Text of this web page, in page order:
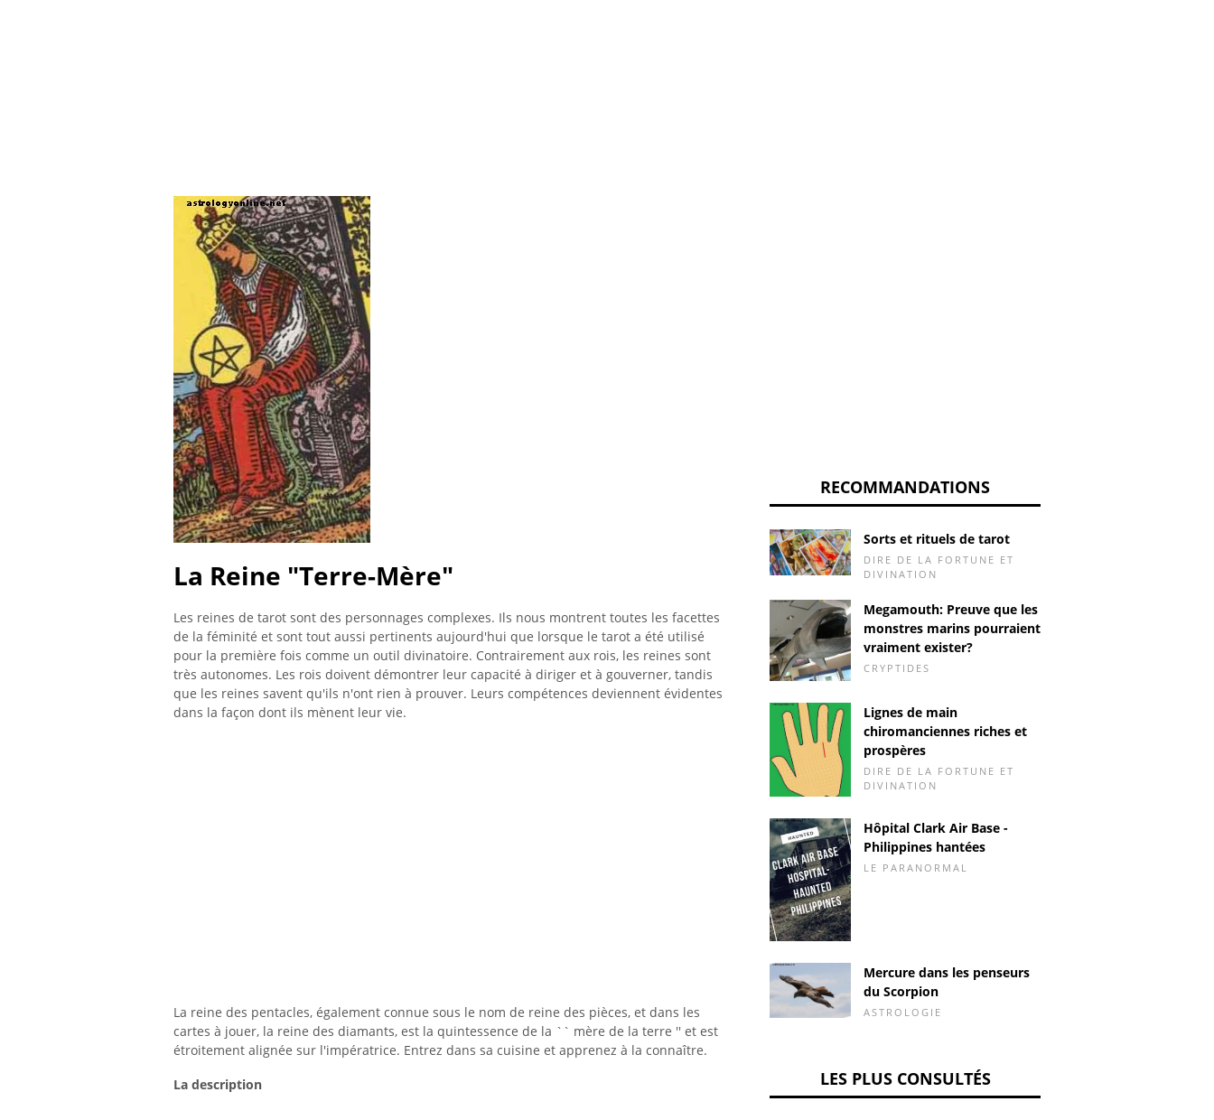
La Reine "Terre-Mère"
Les reines de tarot sont des personnages complexes. Ils nous montrent toutes les facettes
de la féminité et sont tout aussi pertinents aujourd'hui que lorsque le tarot a été utilisé
pour la première fois comme un outil divinatoire. Contrairement aux rois, les reines sont
très autonomes. Les rois doivent démontrer leur capacité à diriger et à gouverner, tandis
que les reines savent qu'ils n'ont rien à prouver. Leurs compétences deviennent évidentes
dans la façon dont ils mènent leur vie.
La reine des pentacles, également connue sous le nom de reine des pièces, et dans les
cartes à jouer, la reine des diamants, est la quintessence de la `` mère de la terre '' et est
étroitement alignée sur l'impératrice. Entrez dans sa cuisine et apprenez à la connaître.
La description
RECOMMANDATIONS
Sorts et rituels de tarot
DIRE DE LA FORTUNE ET
DIVINATION
Megamouth: Preuve que les
monstres marins pourraient
vraiment exister?
CRYPTIDES
Lignes de main
chiromanciennes riches et
prospères
DIRE DE LA FORTUNE ET
DIVINATION
Hôpital Clark Air Base -
Philippines hantées
LE PARANORMAL
Mercure dans les penseurs
du Scorpion
ASTROLOGIE
LES PLUS CONSULTÉS